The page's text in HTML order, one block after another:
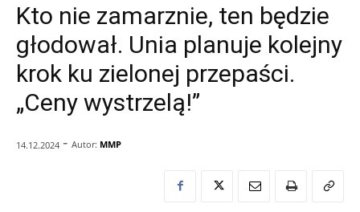
Kto nie zamarznie, ten będzie
głodował. Unia planuje kolejny
krok ku zielonej przepaści.
„Ceny wystrzelą!”
14.12.2024 - Autor: MMP